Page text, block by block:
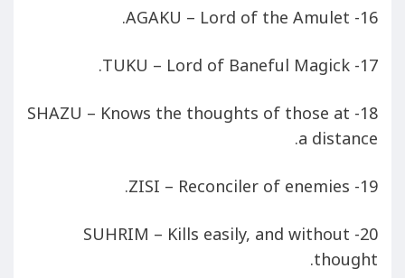
16- AGAKU – Lord of the Amulet.
17- TUKU – Lord of Baneful Magick.
18- SHAZU – Knows the thoughts of those at
a distance.
19- ZISI – Reconciler of enemies.
20- SUHRIM – Kills easily, and without
thought.